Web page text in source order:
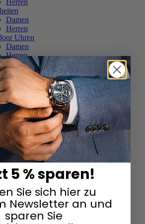
Herren
Damen
Herren
Uhren
Damen
Herren
Uhren
Damen
Herren
Damen
Herren
Damen
Herren
Herren
Damen
Damen
Herren
& Edelsteine
Damen
Herren
5 % sparen!
Sie sich hier zu
Newsletter an und
sparen Sie